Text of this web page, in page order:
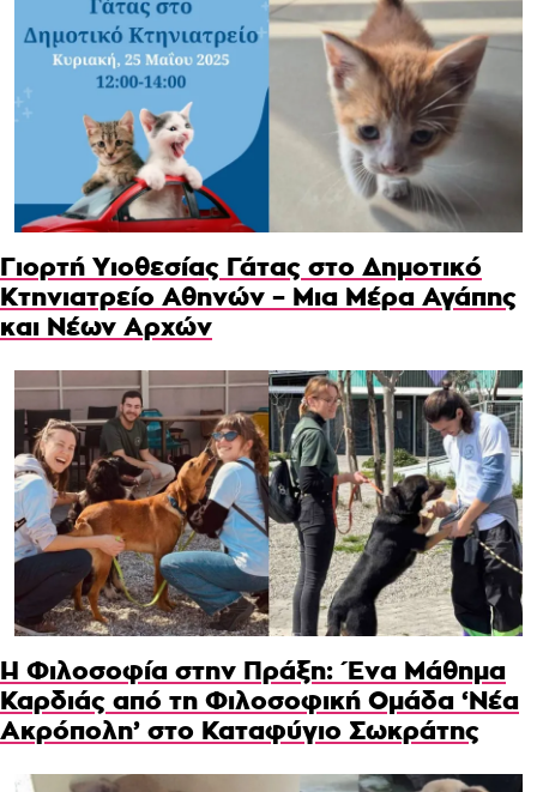
Γιορτή Υιοθεσίας Γάτας στο Δημοτικό
Κτηνιατρείο Αθηνών – Μια Μέρα Αγάπης
και Νέων Αρχών
Η Φιλοσοφία στην Πράξη: Ένα Μάθημα
Καρδιάς από τη Φιλοσοφική Ομάδα ‘Νέα
Ακρόπολη’ στο Καταφύγιο Σωκράτης